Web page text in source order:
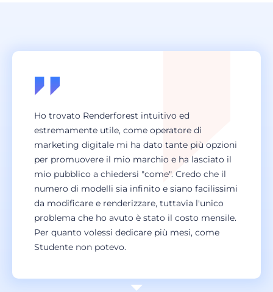
Ho trovato Renderforest intuitivo ed
estremamente utile, come operatore di
marketing digitale mi ha dato tante più opzioni
per promuovere il mio marchio e ha lasciato il
mio pubblico a chiedersi "come". Credo che il
numero di modelli sia infinito e siano facilissimi
da modificare e renderizzare, tuttavia l'unico
problema che ho avuto è stato il costo mensile.
Per quanto volessi dedicare più mesi, come
Studente non potevo.